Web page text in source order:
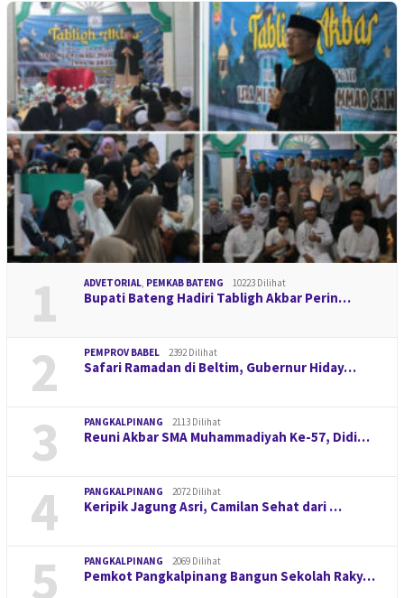
1 ADVETORIAL, PEMKAB BATENG 10223 Dilihat
Bupati Bateng Hadiri Tabligh Akbar Perin…
2 PEMPROV BABEL 2392 Dilihat
Safari Ramadan di Beltim, Gubernur Hiday…
3 PANGKALPINANG 2113 Dilihat
Reuni Akbar SMA Muhammadiyah Ke-57, Didi…
4 PANGKALPINANG 2072 Dilihat
Keripik Jagung Asri, Camilan Sehat dari …
5 PANGKALPINANG 2069 Dilihat
Pemkot Pangkalpinang Bangun Sekolah Raky…